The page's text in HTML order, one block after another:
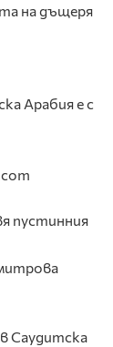
на дъщеря
Арабия е с
пустинния
Саудитска